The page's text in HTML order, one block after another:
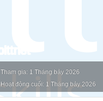
Tham gia 1 Tháng bảy 2026
Hoạt động cuối 1 Tháng bảy 2026